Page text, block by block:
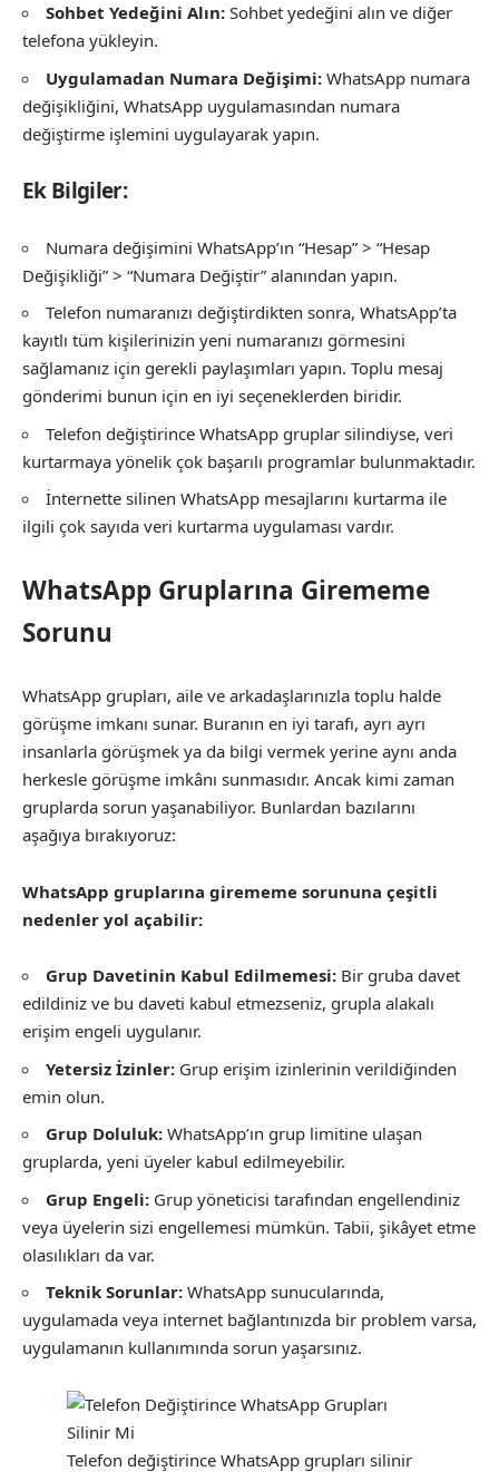
Sohbet Yedeğini Alın: Sohbet yedeğini alın ve diğer
telefona yükleyin.
Uygulamadan Numara Değişimi: WhatsApp numara
değişikliğini, WhatsApp uygulamasından numara
değiştirme işlemini uygulayarak yapın.
Ek Bilgiler:
Numara değişimini WhatsApp’ın “Hesap” > “Hesap
Değişikliği” > “Numara Değiştir” alanından yapın.
Telefon numaranızı değiştirdikten sonra, WhatsApp’ta
kayıtlı tüm kişilerinizin yeni numaranızı görmesini
sağlamanız için gerekli paylaşımları yapın. Toplu mesaj
gönderimi bunun için en iyi seçeneklerden biridir.
Telefon değiştirince WhatsApp gruplar silindiyse, veri
kurtarmaya yönelik çok başarılı programlar bulunmaktadır.
İnternette silinen WhatsApp mesajlarını kurtarma ile
ilgili çok sayıda veri kurtarma uygulaması vardır.
WhatsApp Gruplarına Girememe
Sorunu
WhatsApp grupları, aile ve arkadaşlarınızla toplu halde
görüşme imkanı sunar. Buranın en iyi tarafı, ayrı ayrı
insanlarla görüşmek ya da bilgi vermek yerine aynı anda
herkesle görüşme imkânı sunmasıdır. Ancak kimi zaman
gruplarda sorun yaşanabiliyor. Bunlardan bazılarını
aşağıya bırakıyoruz:
WhatsApp gruplarına girememe sorununa çeşitli
nedenler yol açabilir:
Grup Davetinin Kabul Edilmemesi: Bir gruba davet
edildiniz ve bu daveti kabul etmezseniz, grupla alakalı
erişim engeli uygulanır.
Yetersiz İzinler: Grup erişim izinlerinin verildiğinden
emin olun.
Grup Doluluk: WhatsApp’ın grup limitine ulaşan
gruplarda, yeni üyeler kabul edilmeyebilir.
Grup Engeli: Grup yöneticisi tarafından engellendiniz
veya üyelerin sizi engellemesi mümkün. Tabii, şikâyet etme
olasılıkları da var.
Teknik Sorunlar: WhatsApp sunucularında,
uygulamada veya internet bağlantınızda bir problem varsa,
uygulamanın kullanımında sorun yaşarsınız.
Telefon değiştirince WhatsApp grupları silinir